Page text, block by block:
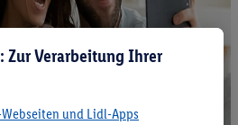
Zur Verarbeitung Ihrer
und Lidl-Apps